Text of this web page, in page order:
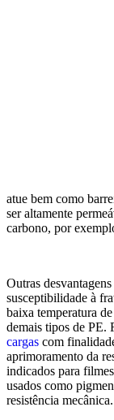
atue bem como
ser altamente
carbono, por
Outras
susceptibilidade à
baixa temperatura
demais tipos de PE.
cargas com
aprimoramento da
indicados para
usados como
resistência mecânica.